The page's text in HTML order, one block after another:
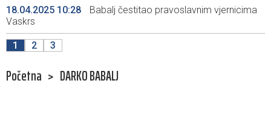
18.04.2025 10:28
Babalj čestitao pravoslavnim vjernicima
Vaskrs
1 2 3
Početna > DARKO BABALJ